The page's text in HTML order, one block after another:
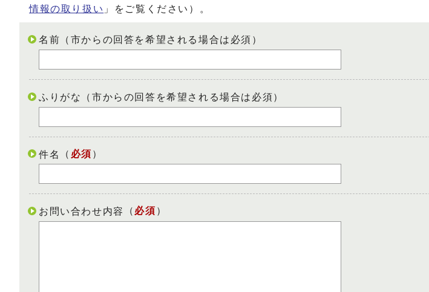
情報の取り扱い 」をご覧ください）。
名前（市からの回答を希望される場合は必須）
ふりがな（市からの回答を希望される場合は必須）
件名 （ 必須 ）
お問い合わせ内容 （ 必須 ）